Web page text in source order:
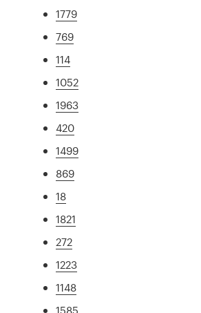
1779
769
114
1052
1963
420
1499
869
18
1821
272
1223
1148
1585